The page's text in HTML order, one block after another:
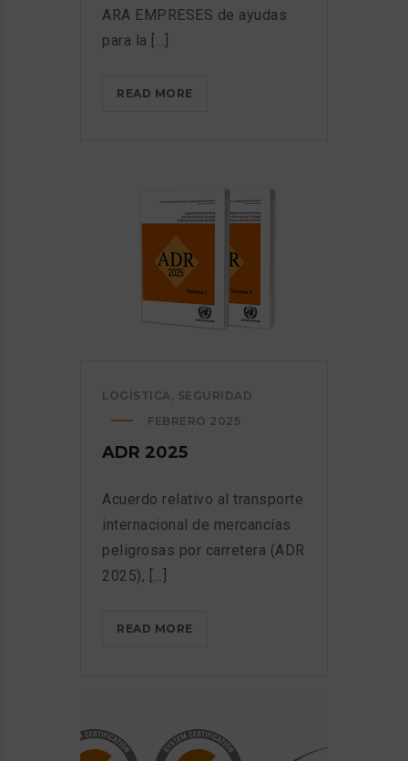
ARA EMPRESES de ayudas
para la [...]
READ MORECONCESIÓN
A
ADE
PARA
AFRONTAR
LOS
DANA
LOGÍSTICA, SEGURIDAD
FEBRERO 2025
ADR 2025
Acuerdo relativo al transporte
internacional de mercancías
peligrosas por carretera (ADR
2025), [...]
READ MOREADR